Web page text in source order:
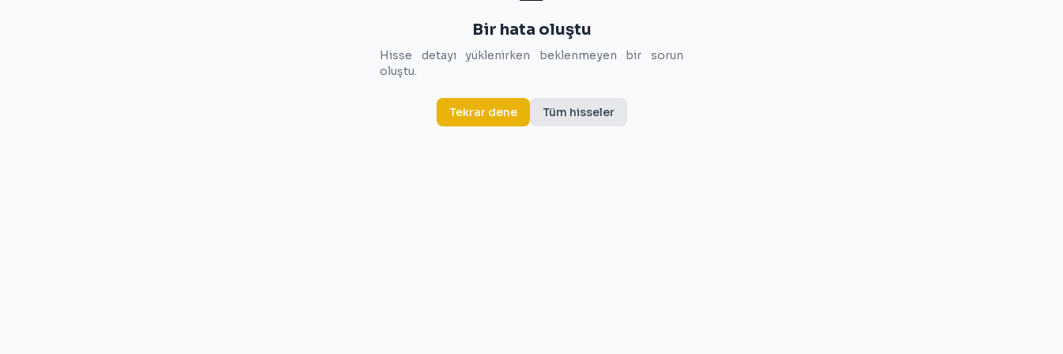
Bir hata oluştu
Hisse detayı yüklenirken beklenmeyen bir sorun
oluştu.
Tekrar dene Tüm hisseler